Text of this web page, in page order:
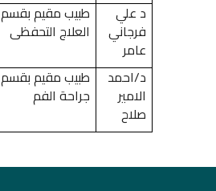
د علي
فرجاني
عامر
طبيب مقيم بقسم
العلاج التحفظى
د/احمد
الامير
صلاح
طبيب مقيم بقسم
جراحة الفم